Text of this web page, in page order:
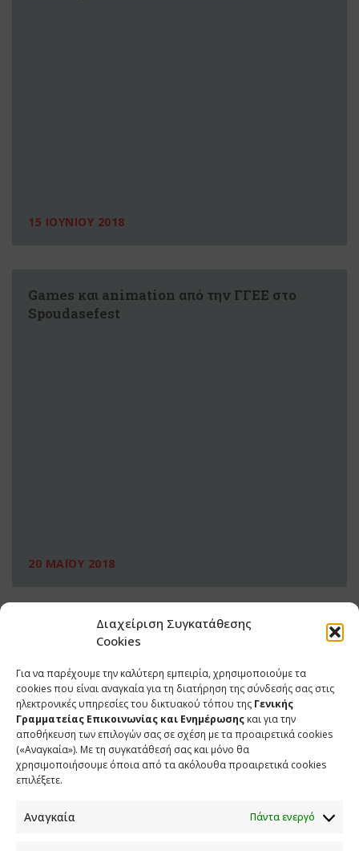
Διαχείριση Συγκατάθεσης
Cookies
Για να παρέχουμε την καλύτερη εμπειρία, χρησιμοποιούμε τα
cookies που είναι αναγκαία για τη διατήρηση της σύνδεσής σας στις
ηλεκτρονικές υπηρεσίες του δικτυακού τόπου της Γενικής
Γραμματείας Επικοινωνίας και Ενημέρωσης και για την
αποθήκευση των επιλογών σας σε σχέση με τα προαιρετικά cookies
(«Αναγκαία»). Με τη συγκατάθεσή σας και μόνο θα
χρησιμοποιήσουμε όποια από τα ακόλουθα προαιρετικά cookies
επιλέξετε.
Αναγκαία Πάντα ενεργό
15 ΙΟΥΝΙΟΥ 2018
Games και animation από την ΓΓΕΕ στο
Spoudasefest
20 ΜΑΪΟΥ 2018
ΕΠΙΚΟΙΝΩΝΙΑ
Φραγκούδη 11 & Αλεξάνδρου Πάντου